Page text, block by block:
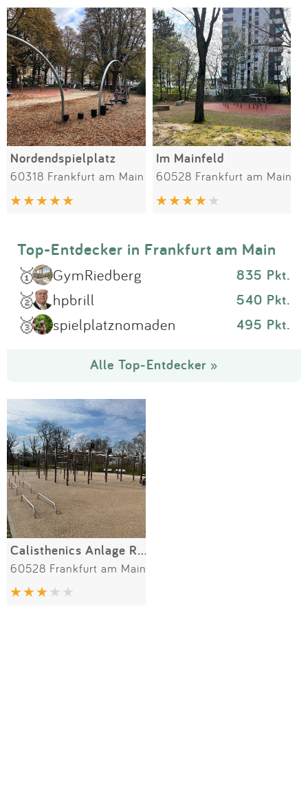
Anmelden
SPIELGERÄTE
Alle Filter (1) zurücksetzen
Nordendspielplatz
60318 Frankfurt am Main
Im Mainfeld
60528 Frankfurt am Main
Top-Entdecker in Frankfurt am Main
🥇 GymRiedberg 835 Pkt.
🥈 hpbrill 540 Pkt.
🥉 spielplatznomaden 495 Pkt.
Alle Top-Entdecker »
Calisthenics Anlage Rennbahnpark
60528 Frankfurt am Main